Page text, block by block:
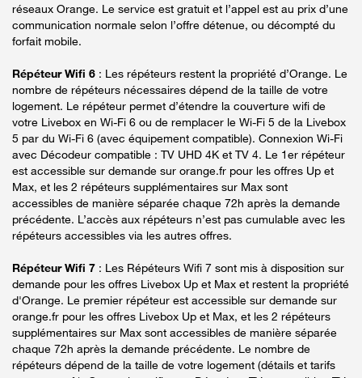
réseaux Orange. Le service est gratuit et l’appel est au prix d’une
communication normale selon l’offre détenue, ou décompté du
forfait mobile.
Répéteur Wifi 6 : Les répéteurs restent la propriété d’Orange. Le
nombre de répéteurs nécessaires dépend de la taille de votre
logement. Le répéteur permet d’étendre la couverture wifi de
votre Livebox en Wi-Fi 6 ou de remplacer le Wi-Fi 5 de la Livebox
5 par du Wi-Fi 6 (avec équipement compatible). Connexion Wi-Fi
avec Décodeur compatible : TV UHD 4K et TV 4. Le 1er répéteur
est accessible sur demande sur orange.fr pour les offres Up et
Max, et les 2 répéteurs supplémentaires sur Max sont
accessibles de manière séparée chaque 72h après la demande
précédente. L’accès aux répéteurs n’est pas cumulable avec les
répéteurs accessibles via les autres offres.
Répéteur Wifi 7 : Les Répéteurs Wifi 7 sont mis à disposition sur
demande pour les offres Livebox Up et Max et restent la propriété
d'Orange. Le premier répéteur est accessible sur demande sur
orange.fr pour les offres Livebox Up et Max, et les 2 répéteurs
supplémentaires sur Max sont accessibles de manière séparée
chaque 72h après la demande précédente. Le nombre de
répéteurs dépend de la taille de votre logement (détails et tarifs